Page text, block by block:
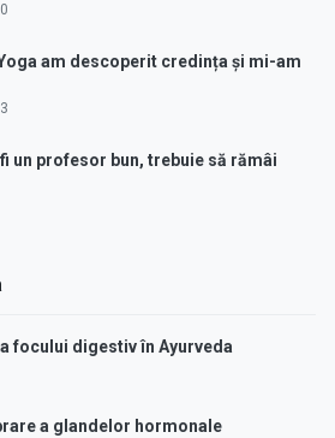
am descoperit credința și mi-am
un profesor bun, trebuie să rămâi
focului digestiv în Ayurveda
a glandelor hormonale